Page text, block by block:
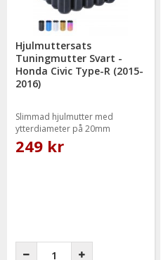
Hjulmuttersats
Tuningmutter Svart -
Honda Civic Type-R (2015-
2016)
Slimmad hjulmutter med
ytterdiameter på 20mm
249 kr